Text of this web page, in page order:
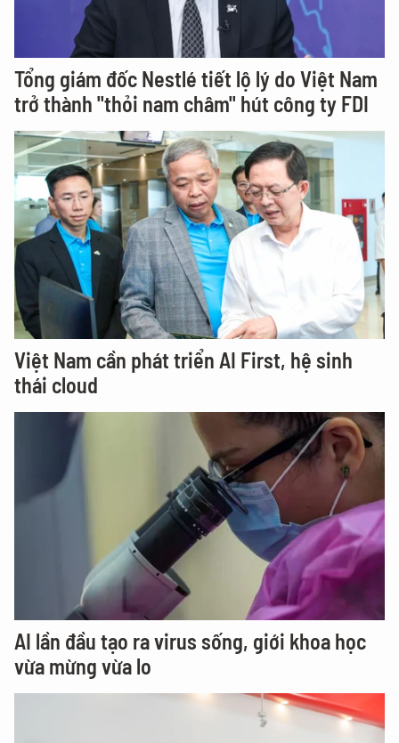
Tổng giám đốc Nestlé tiết lộ lý do Việt Nam
trở thành "thỏi nam châm" hút công ty FDI
Việt Nam cần phát triển AI First, hệ sinh
thái cloud
AI lần đầu tạo ra virus sống, giới khoa học
vừa mừng vừa lo